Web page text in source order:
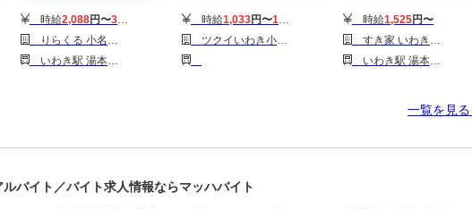
時給2,088円〜3,510
りらくる 小名浜店1
いわき駅 湯本駅 内郷駅 植田(福島)駅 勿来駅 磯原駅 大津港駅 高萩駅 広野(福島)駅
時給1,033円〜1,529
ツクイいわき小名浜グループホーム
時給1,525円〜
すき家 いわき小名浜店3
いわき駅 湯本駅 内郷駅 植田(福島)駅 勿来駅 磯原駅 大津港駅 高萩駅 広野(福島)駅
一覧を見
バイト／バイト求人情報ならマッハバイト